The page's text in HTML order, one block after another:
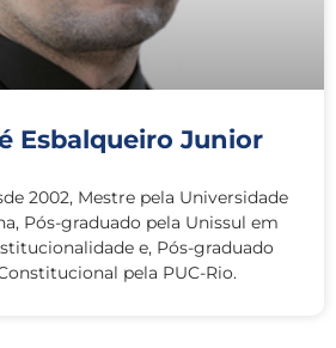
Esbalqueiro Junior
2002, Mestre pela Universidade
Pós-graduado pela Unissul em
e, Pós-graduado
pela PUC-Rio.